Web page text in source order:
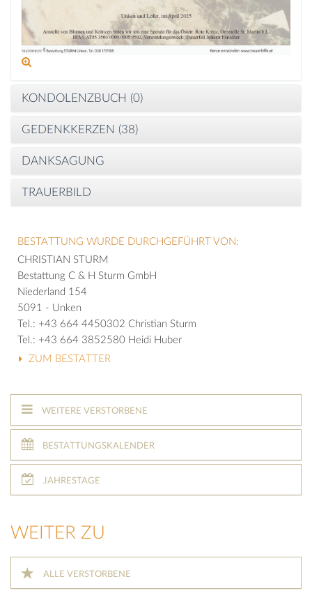
KONDOLENZBUCH (0)
GEDENKKERZEN (38)
DANKSAGUNG
TRAUERBILD
BESTATTUNG WURDE DURCHGEFÜHRT VON:
CHRISTIAN STURM
Bestattung C & H Sturm GmbH
Niederland 154
5091 - Unken
Tel.: +43 664 4450302 Christian Sturm
Tel.: +43 664 3852580 Heidi Huber
ZUM BESTATTER
WEITERE VERSTORBENE
BESTATTUNGSKALENDER
JAHRESTAGE
WEITER ZU
ALLE VERSTORBENE